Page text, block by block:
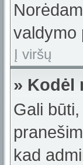
valdymo
Į viršų
» Kodėl
Gali
kad